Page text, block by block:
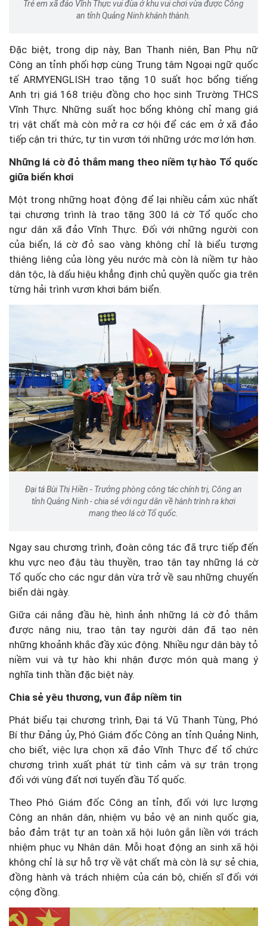
Trẻ em xã đảo Vĩnh Thực vui đùa ở khu vui chơi vừa được Công
an tỉnh Quảng Ninh khánh thành.
Đặc biệt, trong dịp này, Ban Thanh niên, Ban Phụ nữ
Công an tỉnh phối hợp cùng Trung tâm Ngoại ngữ quốc
tế ARMYENGLISH trao tặng 10 suất học bổng tiếng
Anh trị giá 168 triệu đồng cho học sinh Trường THCS
Vĩnh Thực. Những suất học bổng không chỉ mang giá
trị vật chất mà còn mở ra cơ hội để các em ở xã đảo
tiếp cận tri thức, tự tin vươn tới những ước mơ lớn hơn.
Những lá cờ đỏ thắm mang theo niềm tự hào Tổ quốc
giữa biển khơi
Một trong những hoạt động để lại nhiều cảm xúc nhất
tại chương trình là trao tặng 300 lá cờ Tổ quốc cho
ngư dân xã đảo Vĩnh Thực. Đối với những người con
của biển, lá cờ đỏ sao vàng không chỉ là biểu tượng
thiêng liêng của lòng yêu nước mà còn là niềm tự hào
dân tộc, là dấu hiệu khẳng định chủ quyền quốc gia trên
từng hải trình vươn khơi bám biển.
Đại tá Bùi Thị Hiền - Trưởng phòng công tác chính trị, Công an
tỉnh Quảng Ninh - chia sẻ với ngư dân về hành trình ra khơi
mang theo lá cờ Tổ quốc.
Ngay sau chương trình, đoàn công tác đã trực tiếp đến
khu vực neo đậu tàu thuyền, trao tận tay những lá cờ
Tổ quốc cho các ngư dân vừa trở về sau những chuyến
biển dài ngày.
Giữa cái nắng đầu hè, hình ảnh những lá cờ đỏ thắm
được nâng niu, trao tận tay người dân đã tạo nên
những khoảnh khắc đầy xúc động. Nhiều ngư dân bày tỏ
niềm vui và tự hào khi nhận được món quà mang ý
nghĩa tinh thần đặc biệt này.
Chia sẻ yêu thương, vun đắp niềm tin
Phát biểu tại chương trình, Đại tá Vũ Thanh Tùng, Phó
Bí thư Đảng ủy, Phó Giám đốc Công an tỉnh Quảng Ninh,
cho biết, việc lựa chọn xã đảo Vĩnh Thực để tổ chức
chương trình xuất phát từ tình cảm và sự trân trọng
đối với vùng đất nơi tuyến đầu Tổ quốc.
Theo Phó Giám đốc Công an tỉnh, đối với lực lượng
Công an nhân dân, nhiệm vụ bảo vệ an ninh quốc gia,
bảo đảm trật tự an toàn xã hội luôn gắn liền với trách
nhiệm phục vụ Nhân dân. Mỗi hoạt động an sinh xã hội
không chỉ là sự hỗ trợ về vật chất mà còn là sự sẻ chia,
đồng hành và trách nhiệm của cán bộ, chiến sĩ đối với
cộng đồng.